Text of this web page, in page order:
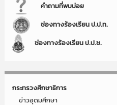
คำถามที่พบบ่อย
ช่องทางร้องเรียน ป.ป.ท.
ช่องทางร้องเรียน ป.ป.ช.
กระทรวงศึกษาธิการ
ข่าวอุดมศึกษา